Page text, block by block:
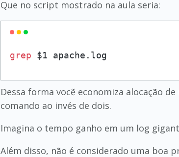
Que no script mostrado na aula seria:
grep $1 apache.log
Dessa forma vocẽ economiza alocação
comando ao invés de dois.
Imagina o tempo ganho em um log
Além disso, não é considerado uma boa